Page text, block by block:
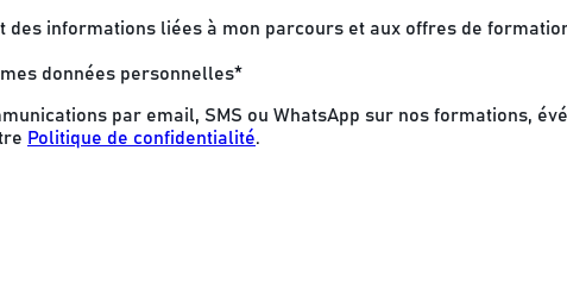
des informations liées à mon parcours et aux offres de
données personnelles*
par email, SMS ou WhatsApp sur nos formations,
Politique de confidentialité.